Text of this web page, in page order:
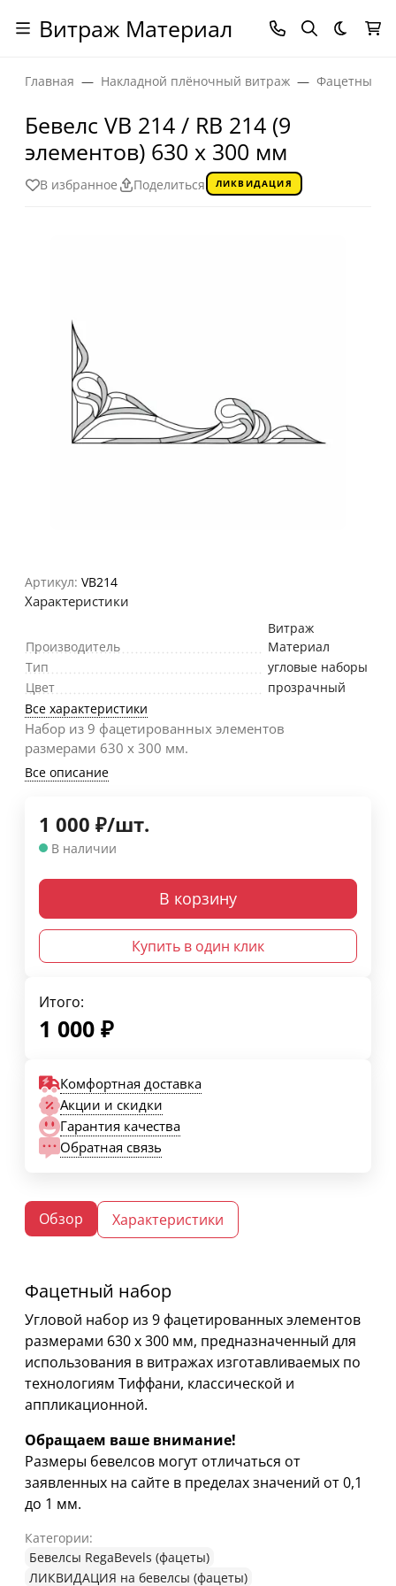
Витраж Материал Темная
Главная Накладной плёночный витраж Фацетные
Бевелс VB 214 / RB 214 (9
элементов) 630 х 300 мм
В избранное Поделиться ЛИКВИДАЦИЯ
Артикул: VB214
Характеристики
Производитель
Витраж
Материал
Тип
угловые наборы
Цвет
прозрачный
Все характеристики
Набор из 9 фацетированных элементов
размерами 630 х 300 мм.
Все описание
1 000 ₽/шт.
В наличии
В корзину
Купить в один клик
Итого:
1 000 ₽
Комфортная доставка
Акции и скидки
Гарантия качества
Обратная связь
Обзор Характеристики
Фацетный набор
Угловой набор из 9 фацетированных элементов
размерами 630 х 300 мм, предназначенный для
использования в витражах изготавливаемых по
технологиям Тиффани, классической и
аппликационной.
Обращаем ваше внимание!
Размеры бевелсов могут отличаться от
заявленных на сайте в пределах значений от 0,1
до 1 мм.
Категории:
Бевелсы RegaBevels (фацеты)
ЛИКВИДАЦИЯ на бевелсы (фацеты)